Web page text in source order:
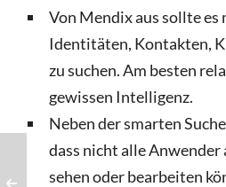
Von Mendix aus sollte es
Identitäten, Kontakten,
zu suchen. Am besten
gewissen Intelligenz.
Neben der smarten
dass nicht alle
sehen oder bearbeiten